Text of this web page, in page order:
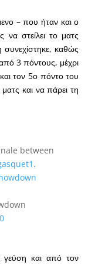
– που ήταν και ο
να στείλει το ματς
συνεχίστηκε, καθώς
3 πόντους, μέχρι
τον 5ο πόντο του
και να πάρει τη
between
.
και από τον